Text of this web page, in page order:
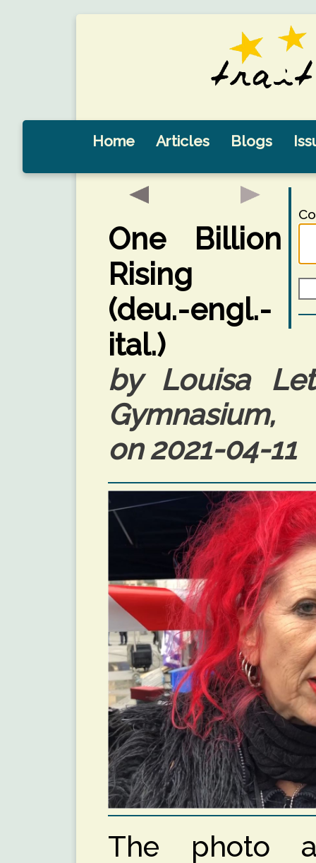
Home Articles Blogs
One Billion
Rising
(deu.-engl.-
ital.)
by Louisa
Gymnasium,
on 2021-04-11
The photo